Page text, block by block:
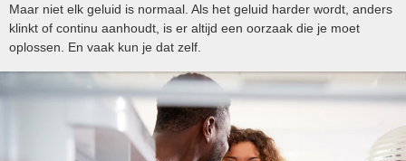
Maar niet elk geluid is normaal. Als het geluid harder wordt, anders
klinkt of continu aanhoudt, is er altijd een oorzaak die je moet
oplossen. En vaak kun je dat zelf.